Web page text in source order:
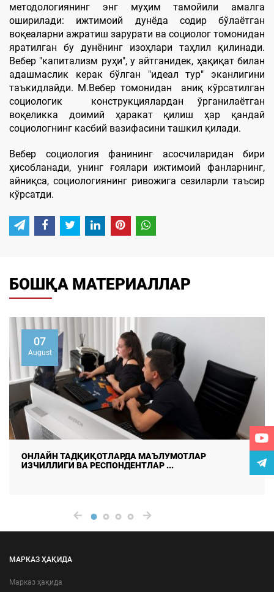
методологиянинг энг муҳим тамойили амалга
оширилади: ижтимоий дунёда содир бўлаётган
воқеаларни ажратиш зарурати ва социолог томонидан
яратилган бу дунёнинг изоҳлари таҳлил қилинади.
Вебер "капитализм руҳи", у айтганидек, ҳақиқат билан
адашмаслик керак бўлган "идеал тур" эканлигини
таъкидлайди. M.Вебер томонидан аниқ кўрсатилган
социологик конструкциялардан ўрганилаётган
воқеликка доимий ҳаракат қилиш ҳар қандай
социологнинг касбий вазифасини ташкил қилади.
Вебер социология фанининг асосчиларидан бири
ҳисобланади, унинг ғоялари ижтимоий фанларнинг,
айниқса, социологиянинг ривожига сезиларли таъсир
кўрсатди.
БОШҚА МАТЕРИАЛЛАР
07
August
ДАЛА ТАДҚИҚОТЛАРИДА МАЪЛУМОТЛАР СИФАТИ ВА
ИШОНЧЛИЛИГИНИ ТАЪМ ...
МАРКАЗ ҲАҚИДА
Марказ ҳақида